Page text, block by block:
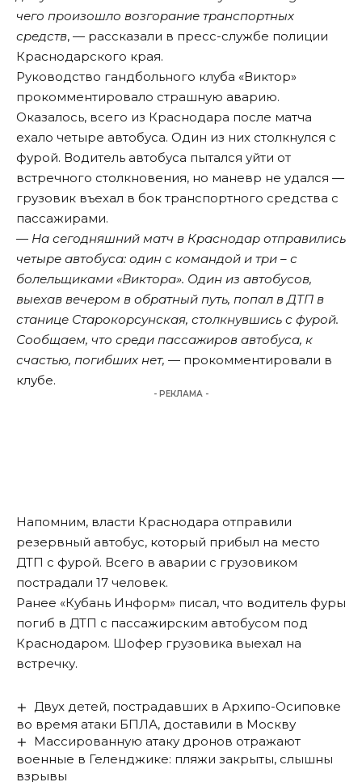
чего произошло возгорание транспортных
средств, — рассказали в пресс-службе полиции
Краснодарского края.
Руководство гандбольного клуба «Виктор»
прокомментировало страшную аварию.
Оказалось, всего из Краснодара после матча
ехало четыре автобуса. Один из них столкнулся с
фурой. Водитель автобуса пытался уйти от
встречного столкновения, но маневр не удался —
грузовик въехал в бок транспортного средства с
пассажирами.
— На сегодняшний матч в Краснодар отправились
четыре автобуса: один с командой и три – с
болельщиками «Виктора». Один из автобусов,
выехав вечером в обратный путь, попал в ДТП в
станице Старокорсунская, столкнувшись с фурой.
Сообщаем, что среди пассажиров автобуса, к
счастью, погибших нет, — прокомментировали в
клубе.
- РЕКЛАМА -
Напомним, власти Краснодара отправили
резервный автобус, который прибыл на место
ДТП с фурой. Всего в аварии с грузовиком
пострадали 17 человек.
Ранее «Кубань Информ» писал, что водитель фуры
погиб в ДТП с пассажирским автобусом под
Краснодаром. Шофер грузовика выехал на
встречку.
Двух детей, пострадавших в Архипо-Осиповке
во время атаки БПЛА, доставили в Москву
Массированную атаку дронов отражают
военные в Геленджике: пляжи закрыты, слышны
взрывы